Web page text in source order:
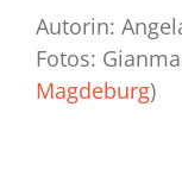
Autorin:
Fotos:
Magdeburg)